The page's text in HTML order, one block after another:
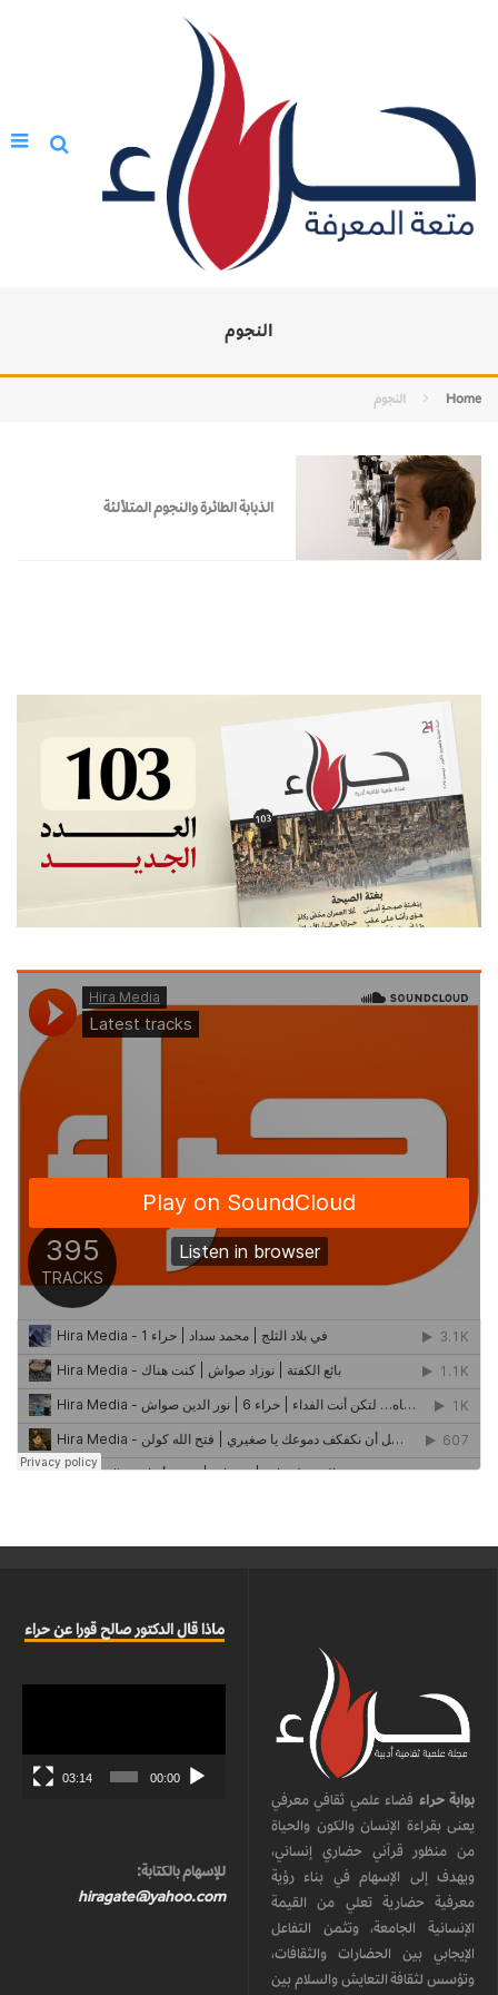
النجوم
Home النجوم
الذبابة الطائرة والنجوم المتلألئة
بوابة حراء فضاء علمي ثقافي معرفي
يعنى بقراءة الإنسان والكون والحياة
من منظور قرآني حضاري إنساني،
ويهدف إلى الإسهام في بناء رؤية
معرفية حضارية تعلي من القيمة
الإنسانية الجامعة، وتثمن التفاعل
الإيجابي بين الحضارات والثقافات،
وتؤسس لثقافة التعايش والسلام بين
ماذا قال الدكتور صالح قورا عن حراء
00:00
03:14
للإسهام بالكتابة:
hiragate@yahoo.com